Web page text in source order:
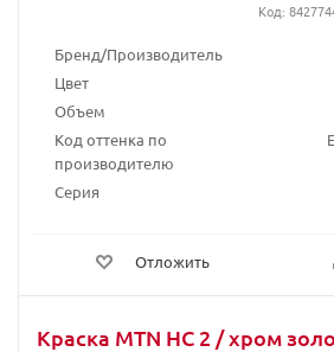
Бренд/Производитель
Цвет
Объем
Код оттенка по
производителю
Серия
Отложить
Код:
Краска MTN HC 2 / хром